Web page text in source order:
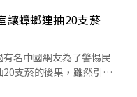
讓蟑螂連抽20支菸
名中國網友為了警惕民
支菸的後果，雖然引發
！